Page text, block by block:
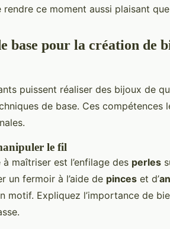
rendre ce moment aussi plaisant
base pour la création de
puissent réaliser des bijoux de
de base. Ces
le fil
maîtriser est l’enfilage des perles
un fermoir à l’aide de pinces et d’
motif. Expliquez l’importance de